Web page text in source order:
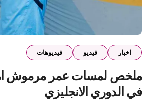
اخبار فيديو فيديوهات
ملخص لمسات عمر مرموش
في الدوري الانجليزي